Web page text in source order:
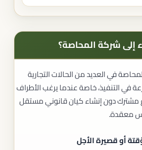
إلى شركة المحاصة؟
في العديد من الحالات التجارية
في التنفيذ، خاصة عندما يرغب الأطراف
دون إنشاء كيان قانوني مستقل
معقدة.
أو قصيرة الأجل